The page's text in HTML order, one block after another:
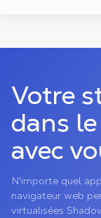
Votre
dans
avec
N'importe quel
navigateur web
virtualisées